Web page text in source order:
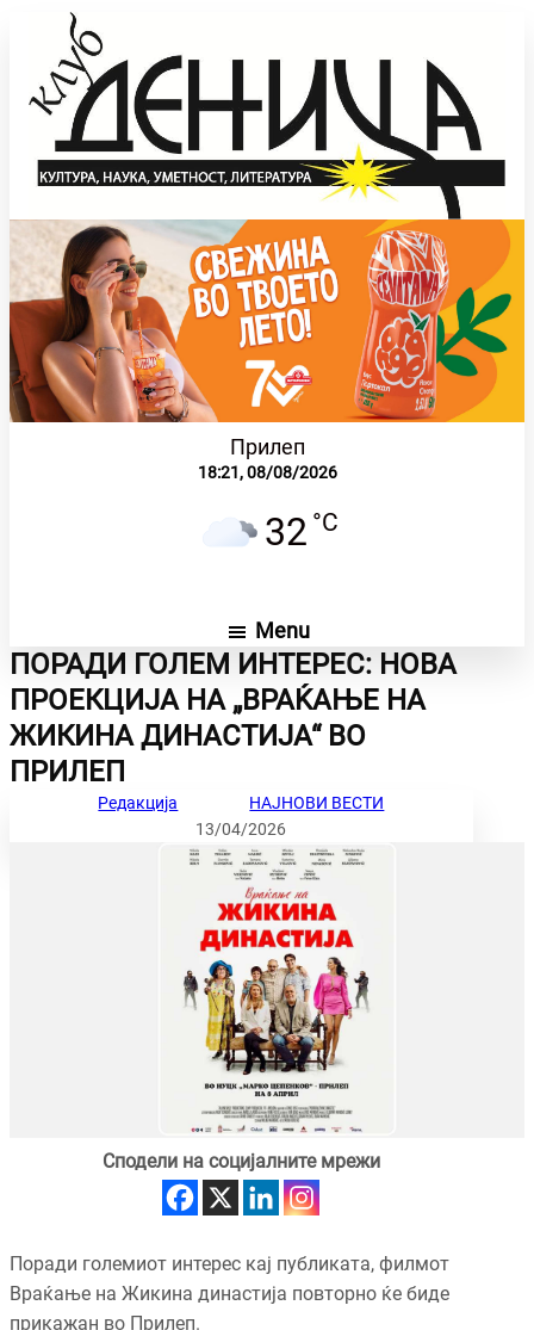
Прилеп
18:21,08/08/2026
32 °C
Menu
ПОРАДИ ГОЛЕМ ИНТЕРЕС: НОВА
ПРОЕКЦИЈА НА „ВРАЌАЊЕ НА
ЖИКИНА ДИНАСТИЈА“ ВО
ПРИЛЕП
Редакција
НАЈНОВИ ВЕСТИ
13/04/2026
Сподели на социјалните мрежи
Поради големиот интерес кај публиката, филмот
Враќање на Жикина династија повторно ќе биде
прикажан во Прилеп.